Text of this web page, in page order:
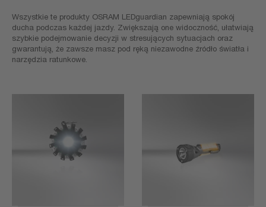
Wszystkie te produkty OSRAM LEDguardian zapewniają spokój
ducha podczas każdej jazdy. Zwiększają one widoczność, ułatwiają
szybkie podejmowanie decyzji w stresujących sytuacjach oraz
gwarantują, że zawsze masz pod ręką niezawodne źródło światła i
narzędzia ratunkowe.